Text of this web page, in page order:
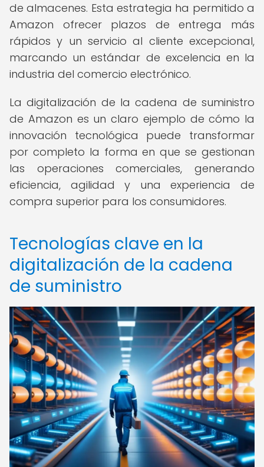
de almacenes. Esta estrategia ha permitido a
Amazon ofrecer plazos de entrega más
rápidos y un servicio al cliente excepcional,
marcando un estándar de excelencia en la
industria del comercio electrónico.
La digitalización de la cadena de suministro
de Amazon es un claro ejemplo de cómo la
innovación tecnológica puede transformar
por completo la forma en que se gestionan
las operaciones comerciales, generando
eficiencia, agilidad y una experiencia de
compra superior para los consumidores.
Tecnologías clave en la
digitalización de la cadena
de suministro